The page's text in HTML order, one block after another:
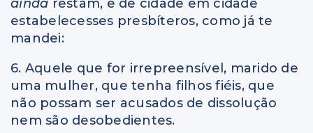
ainda restam, e de cidade em cidade
estabelecesses presbíteros, como já te
mandei:
6. Aquele que for irrepreensível, marido de
uma mulher, que tenha filhos fiéis, que
não possam ser acusados de dissolução
nem são desobedientes.